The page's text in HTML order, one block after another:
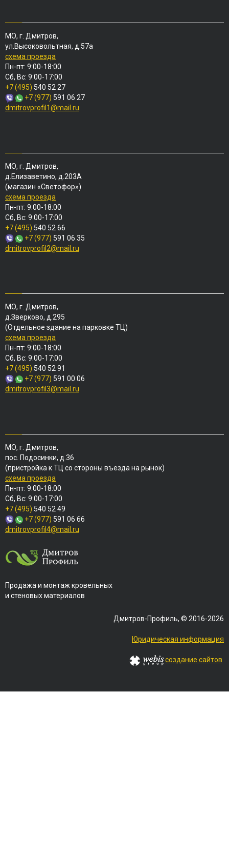
МО, г. Дмитров,
ул.Высоковольтная, д.57а
схема проезда
Пн-пт: 9:00-18:00
Сб, Вс: 9:00-17:00
+7 (495) 540 52 27
+7 (977) 591 06 27
dmitrovprofil1@mail.ru
МО, г. Дмитров,
д.Елизаветино, д.203А
(магазин «Светофор»)
схема проезда
Пн-пт: 9:00-18:00
Сб, Вс: 9:00-17:00
+7 (495) 540 52 66
+7 (977) 591 06 35
dmitrovprofil2@mail.ru
МО, г. Дмитров,
д.Зверково, д.295
(Отдельное здание на парковке ТЦ)
схема проезда
Пн-пт: 9:00-18:00
Сб, Вс: 9:00-17:00
+7 (495) 540 52 91
+7 (977) 591 00 06
dmitrovprofil3@mail.ru
МО, г. Дмитров,
пос. Подосинки, д.36
(пристройка к ТЦ со стороны въезда на рынок)
схема проезда
Пн-пт: 9:00-18:00
Сб, Вс: 9:00-17:00
+7 (495) 540 52 49
+7 (977) 591 06 66
dmitrovprofil4@mail.ru
Продажа и монтаж кровельных
и стеновых материалов
Дмитров-Профиль, © 2016-2026
Юридическая информация
создание сайтов